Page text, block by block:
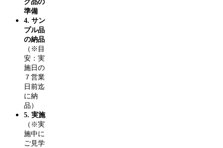
グ品の
準備
4. サン
プル品
の納品
（※目
安：実
施日の
７営業
日前迄
に納
品）
5. 実施
（※実
施中に
ご見学